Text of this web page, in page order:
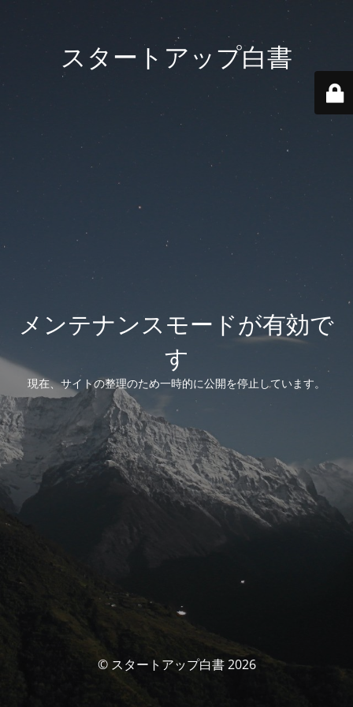
スタートアップ白書
メンテナンスモードが有効で
す
現在、サイトの整理のため一時的に公開を停止しています。
© スタートアップ白書 2026